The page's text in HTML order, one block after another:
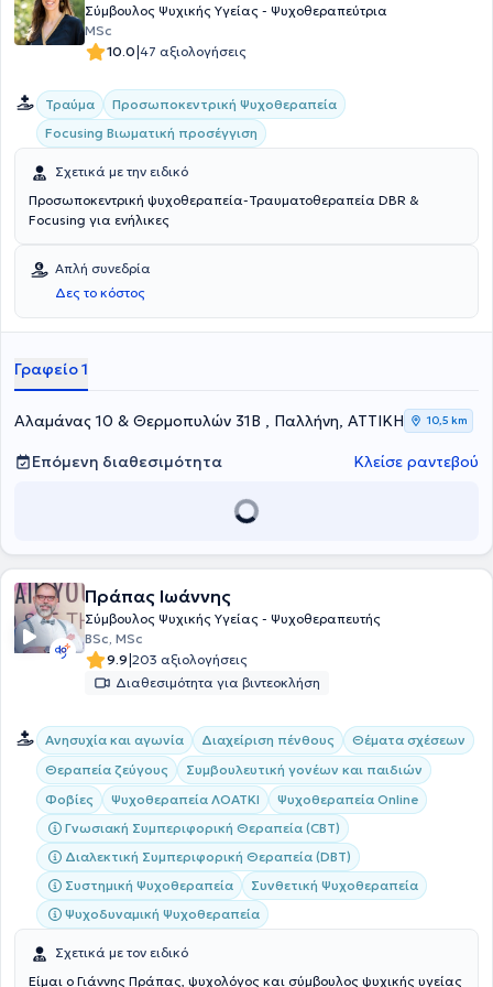
Σύμβουλος Ψυχικής Υγείας - Ψυχοθεραπεύτρια
MSc
10.0|47 αξιολογήσεις
Τραύμα
Προσωποκεντρική Ψυχοθεραπεία
Focusing Βιωματική προσέγγιση
Σχετικά με την ειδικό
Προσωποκεντρική ψυχοθεραπεία-Τραυματοθεραπεία DBR &
Focusing για ενήλικες
Απλή συνεδρία
Δες το κόστος
Γραφείο 1
Αλαμάνας 10 & Θερμοπυλών 31Β , Παλλήνη, ΑΤΤΙΚΗ 10,5 km
Επόμενη διαθεσιμότητα Κλείσε ραντεβού
Πράπας Ιωάννης
Σύμβουλος Ψυχικής Υγείας - Ψυχοθεραπευτής
BSc, MSc
9.9|203 αξιολογήσεις
Διαθεσιμότητα για βιντεοκλήση
Ανησυχία και αγωνία Διαχείριση πένθους
Θέματα σχέσεων
Θεραπεία ζεύγους
Συμβουλευτική γονέων και παιδιών
Φοβίες
Ψυχοθεραπεία ΛΟΑΤΚΙ
Ψυχοθεραπεία Online
Γνωσιακή Συμπεριφορική Θεραπεία (CBT)
Διαλεκτική Συμπεριφορική Θεραπεία (DBT)
Συστημική Ψυχοθεραπεία
Συνθετική Ψυχοθεραπεία
Ψυχοδυναμική Ψυχοθεραπεία
Σχετικά με τον ειδικό
Είμαι ο Γιάννης Πράπας, ψυχολόγος και σύμβουλος ψυχικής υγείας